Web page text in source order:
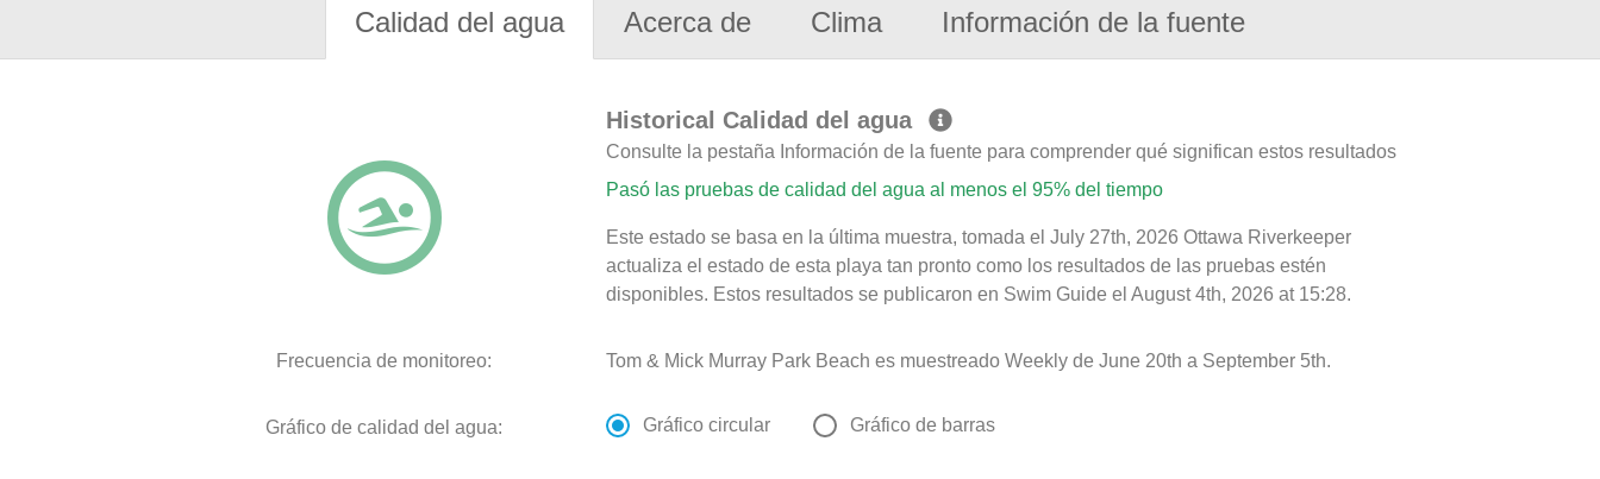
Calidad del agua Acerca de Clima Información de la fuente
Historical Calidad del agua
Consulte la pestaña Información de la fuente para comprender qué significan estos resultados
Pasó las pruebas de calidad del agua al menos el 95% del tiempo
Este estado se basa en la última muestra, tomada el July 27th, 2026 Ottawa Riverkeeper
actualiza el estado de esta playa tan pronto como los resultados de las pruebas estén
disponibles. Estos resultados se publicaron en Swim Guide el August 4th, 2026 at 15:28.
Frecuencia de monitoreo: Tom & Mick Murray Park Beach es muestreado Weekly de June 20th a September 5th.
Gráfico de calidad del agua: Gráfico circular Gráfico de barras